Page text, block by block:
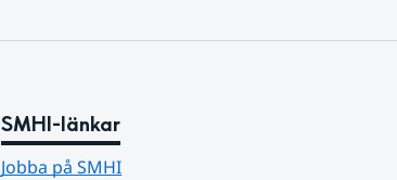
SMHI-länkar
Jobba på SMHI